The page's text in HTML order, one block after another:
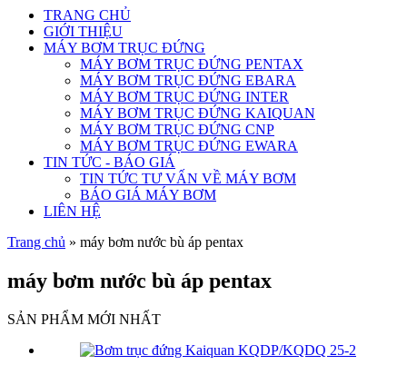
TRANG CHỦ
GIỚI THIỆU
MÁY BƠM TRỤC ĐỨNG
MÁY BƠM TRỤC ĐỨNG PENTAX
MÁY BƠM TRỤC ĐỨNG EBARA
MÁY BƠM TRỤC ĐỨNG INTER
MÁY BƠM TRỤC ĐỨNG KAIQUAN
MÁY BƠM TRỤC ĐỨNG CNP
MÁY BƠM TRỤC ĐỨNG EWARA
TIN TỨC - BÁO GIÁ
TIN TỨC TƯ VẤN VỀ MÁY BƠM
BÁO GIÁ MÁY BƠM
LIÊN HỆ
Trang chủ » máy bơm nước bù áp pentax
máy bơm nước bù áp pentax
SẢN PHẨM MỚI NHẤT